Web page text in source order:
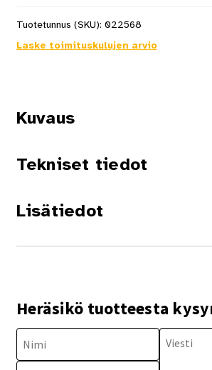
Tuotetunnus (SKU): 022568
Laske toimituskulujen arvio
Kuvaus
Tekniset tiedot
Lisätiedot
Heräsikö tuotteesta